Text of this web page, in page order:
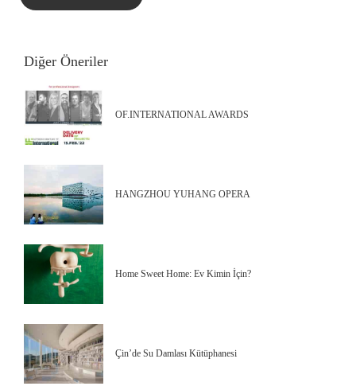
Diğer Öneriler
OF.INTERNATIONAL AWARDS
HANGZHOU YUHANG OPERA
Home Sweet Home: Ev Kimin İçin?
Çin’de Su Damlası Kütüphanesi